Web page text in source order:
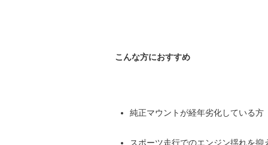
こんな方におすすめ
純正マウントが経年劣化している方
スポーツ走行でのエンジン揺れを抑